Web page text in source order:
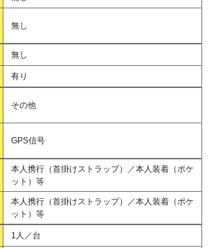
無し
無し
有り
その他
GPS信号
本人携行（首掛けストラップ）／本人装着（ポケ
ット）等
本人携行（首掛けストラップ）／本人装着（ポケ
ット）等
1人／台